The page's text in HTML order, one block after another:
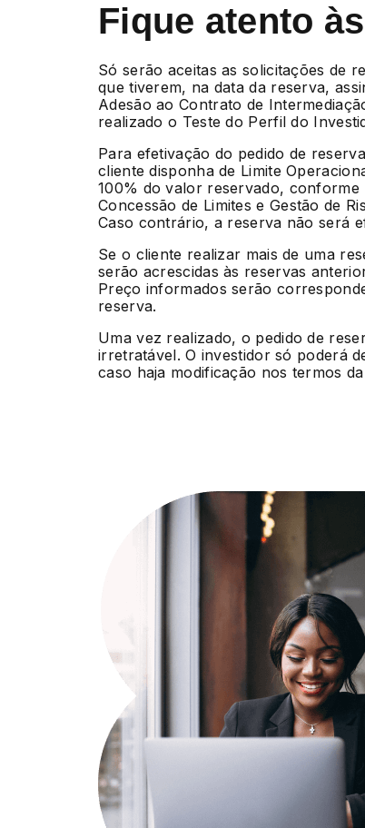
Fique atento
Só serão aceitas as solicitações de
que tiverem, na data da reserva,
Adesão ao Contrato de
realizado o Teste do Perfil do
Para efetivação do pedido de
cliente disponha de Limite
100% do valor reservado, conforme
Concessão de Limites e Gestão de
Caso contrário, a reserva não será
Se o cliente realizar mais de uma
serão acrescidas às reservas
Preço informados serão
reserva.
Uma vez realizado, o pedido de
irretratável. O investidor só poderá
caso haja modificação nos termos